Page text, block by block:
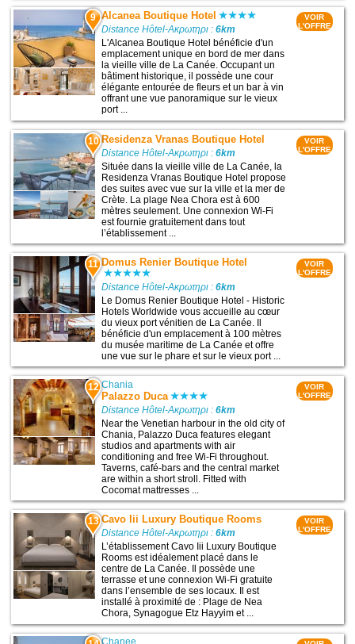
9 Alcanea Boutique Hotel
Distance Hôtel-Ακρωτηρι :6km
L'Alcanea Boutique Hotel bénéficie d'un
emplacement unique en bord de mer dans
la vieille ville de La Canée. Occupant un
bâtiment historique, il possède une cour
élégante entourée de fleurs et un bar à vin
offrant une vue panoramique sur le vieux
port ...
VOIR
L'OFFRE
10 Residenza Vranas Boutique Hotel
Distance Hôtel-Ακρωτηρι :6km
Située dans la vieille ville de La Canée, la
Residenza Vranas Boutique Hotel propose
des suites avec vue sur la ville et la mer de
Crète. La plage Nea Chora est à 600
mètres seulement. Une connexion Wi-Fi
est fournie gratuitement dans tout
l’établissement ...
VOIR
L'OFFRE
11 Domus Renier Boutique Hotel
Distance Hôtel-Ακρωτηρι :6km
Le Domus Renier Boutique Hotel - Historic
Hotels Worldwide vous accueille au cœur
du vieux port vénitien de La Canée. Il
bénéficie d'un emplacement à 100 mètres
du musée maritime de La Canée et offre
une vue sur le phare et sur le vieux port ...
VOIR
L'OFFRE
12 Chania
Palazzo Duca
Distance Hôtel-Ακρωτηρι :6km
Near the Venetian harbour in the old city of
Chania, Palazzo Duca features elegant
studios and apartments with air
conditioning and free Wi-Fi throughout.
Taverns, café-bars and the central market
are within a short stroll. Fitted with
Cocomat mattresses ...
VOIR
L'OFFRE
13 Cavo Iii Luxury Boutique Rooms
Distance Hôtel-Ακρωτηρι :6km
L’établissement Cavo Iii Luxury Boutique
Rooms est idéalement placé dans le
centre de La Canée. Il possède une
terrasse et une connexion Wi-Fi gratuite
dans l’ensemble de ses locaux. Il est
installé à proximité de : Plage de Nea
Chora, Synagogue Etz Hayyim et ...
VOIR
L'OFFRE